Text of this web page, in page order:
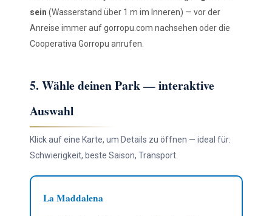
sein (Wasserstand über 1 m im Inneren) — vor der
Anreise immer auf gorropu.com nachsehen oder die
Cooperativa Gorropu anrufen.
5. Wähle deinen Park — interaktive
Auswahl
Klick auf eine Karte, um Details zu öffnen — ideal für:
Schwierigkeit, beste Saison, Transport.
La Maddalena